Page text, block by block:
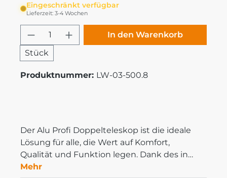
Eingeschränkt verfügbar
Lieferzeit: 3-4 Wochen
Produkt Anzahl: Gib den
Stück
In den Warenkorb
Produktnummer: LW-03-500.8
Der Alu Profi Doppelteleskop ist die ideale
Lösung für alle, die Wert auf Komfort,
Qualität und Funktion legen. Dank des in…
Mehr